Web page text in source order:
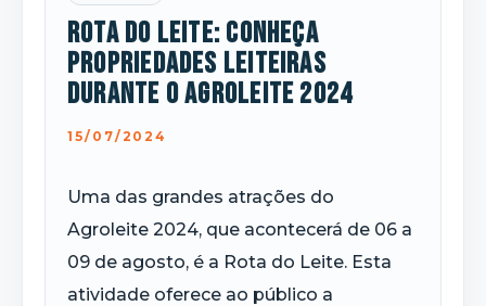
Rota do Leite: Conheça
propriedades leiteiras
durante o Agroleite 2024
15/07/2024
Uma das grandes atrações do
Agroleite 2024, que acontecerá de 06 a
09 de agosto, é a Rota do Leite. Esta
atividade oferece ao público a